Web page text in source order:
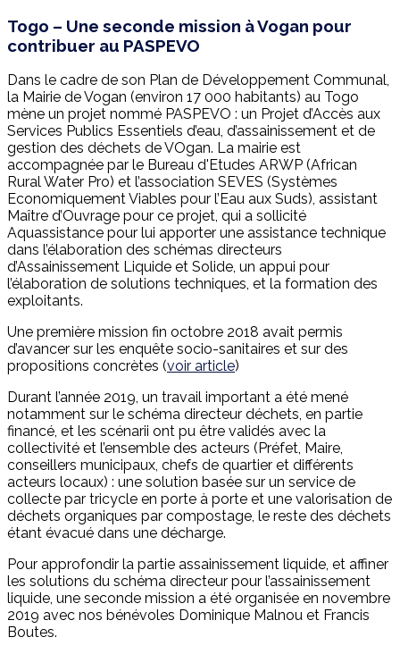
Togo – Une seconde mission à Vogan pour
contribuer au PASPEVO
Dans le cadre de son Plan de Développement Communal,
la Mairie de Vogan (environ 17 000 habitants) au Togo
mène un projet nommé PASPEVO : un Projet d’Accès aux
Services Publics Essentiels d’eau, d’assainissement et de
gestion des déchets de VOgan. La mairie est
accompagnée par le Bureau d'Etudes ARWP (African
Rural Water Pro) et l’association SEVES (Systèmes
Economiquement Viables pour l’Eau aux Suds), assistant
Maître d’Ouvrage pour ce projet, qui a sollicité
Aquassistance pour lui apporter une assistance technique
dans l’élaboration des schémas directeurs
d’Assainissement Liquide et Solide, un appui pour
l’élaboration de solutions techniques, et la formation des
exploitants.
Une première mission fin octobre 2018 avait permis
d’avancer sur les enquête socio-sanitaires et sur des
propositions concrètes (voir article)
Durant l’année 2019, un travail important a été mené
notamment sur le schéma directeur déchets, en partie
financé, et les scénarii ont pu être validés avec la
collectivité et l’ensemble des acteurs (Préfet, Maire,
conseillers municipaux, chefs de quartier et différents
acteurs locaux) : une solution basée sur un service de
collecte par tricycle en porte à porte et une valorisation de
déchets organiques par compostage, le reste des déchets
étant évacué dans une décharge.
Pour approfondir la partie assainissement liquide, et affiner
les solutions du schéma directeur pour l’assainissement
liquide, une seconde mission a été organisée en novembre
2019 avec nos bénévoles Dominique Malnou et Francis
Boutes.